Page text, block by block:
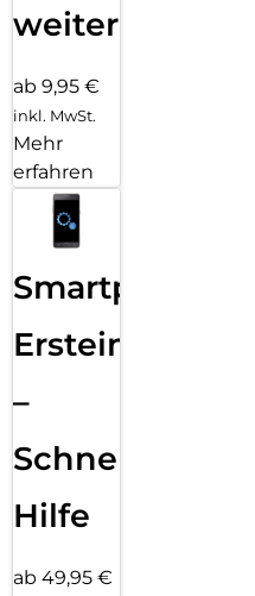
weiter
ab 9,95 €
inkl. MwSt.
Mehr
erfahren
Smartphone
Ersteinrichtung
–
Schnelle
Hilfe
ab 49,95 €